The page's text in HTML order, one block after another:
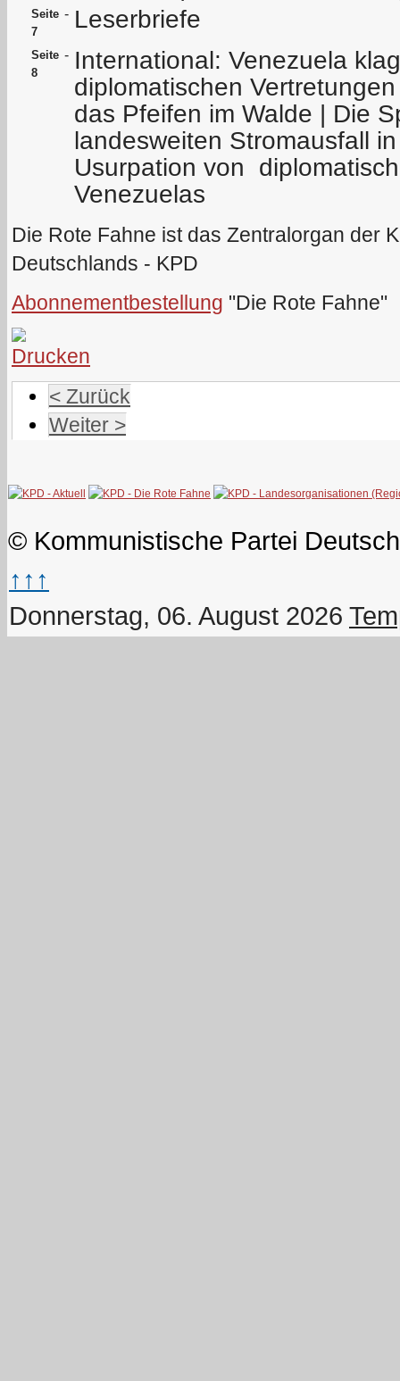
Seite
7
- Leserbriefe
Seite
8
- International: Venezuela
diplomatischen
das Pfeifen im Walde | Die
landesweiten Stromausfall
Usurpation von
Venezuelas
Die Rote Fahne ist das Zentralorgan der
Deutschlands - KPD
Abonnementbestellung "Die Rote Fahne"
< Zurück
Weiter >
© Kommunistische Partei
↑↑↑
Donnerstag, 06. August 2026